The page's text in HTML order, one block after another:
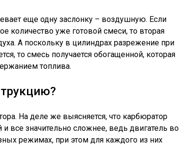
еще одну заслонку – воздушную. Если
количество уже готовой смеси, то вторая
А поскольку в цилиндрах разрежение при
то смесь получается обогащенной, которая
топлива.
На деле же выясняется, что карбюратор
и все значительно сложнее, ведь двигатель во
режимах, при этом для каждого из них